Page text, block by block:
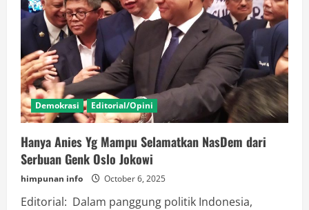
Demokrasi Editorial/Opini
Hanya Anies Yg Mampu Selamatkan NasDem dari
Serbuan Genk Oslo Jokowi
himpunan info October 6, 2025
Editorial: Dalam panggung politik Indonesia,